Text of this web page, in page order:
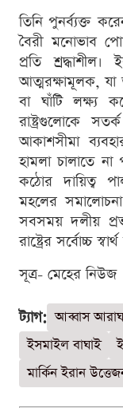
তিনি পুনর্ব্যক্ত
বৈরী মনোভাব
প্রতি
আত্মরক্ষামূলক, যা
বা ঘাঁটি লক্ষ্য
রাষ্ট্রগুলোকে
আকাশসীমা
হামলা চালাতে
কঠোর দায়িত্ব
মহলের সমালোচনা
সবসময় দলীয়
রাষ্ট্রের সর্বোচ্চ
সূত্র- মেহের নিউজ
ট্যাগ: আব্বাস
ইসমাইল বাঘাই
মার্কিন ইরান